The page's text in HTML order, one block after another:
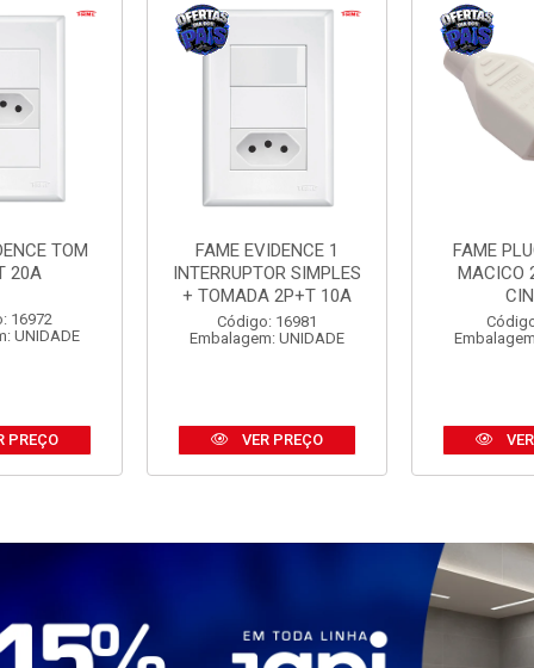
TOM
20A
16972
UNIDADE
PREÇO
FAME EVIDENCE 1
INTERRUPTOR SIMPLES
+ TOMADA 2P+T 10A
Código: 16981
Embalagem: UNIDADE
VER PREÇO
FAME
MACICO